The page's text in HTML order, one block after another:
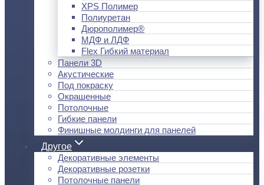
XPS Полимер
Полиуретан
Дюрополимер®
МДФ и ЛДФ
Flex Гибкий материал
Панели 3D
Акустические
Под покраску
Окрашенные
Потолочные
Гибкие панели
Финишные молдинги для панелей
Другое
Декоративные элементы
Декоративные розетки
Потолочные панели